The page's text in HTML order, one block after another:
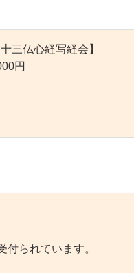
十三仏心経写経会】
円
られています。